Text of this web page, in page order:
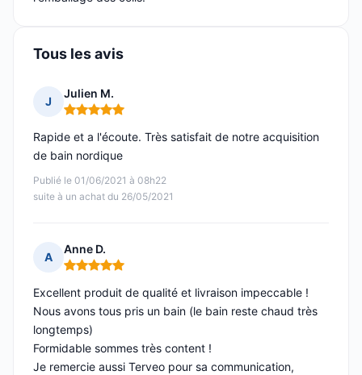
Tous les avis
J
Julien M.
Note : 5 sur 5
Publié le 01/06/2021 à 08h22
suite à un achat du 26/05/2021
Rapide et a l'écoute. Très satisfait de notre acquisition
de bain nordique
A
Anne D.
Note : 5 sur 5
Excellent produit de qualité et livraison impeccable !
Nous avons tous pris un bain (le bain reste chaud très
longtemps)
Formidable sommes très content !
Je remercie aussi Terveo pour sa communication,